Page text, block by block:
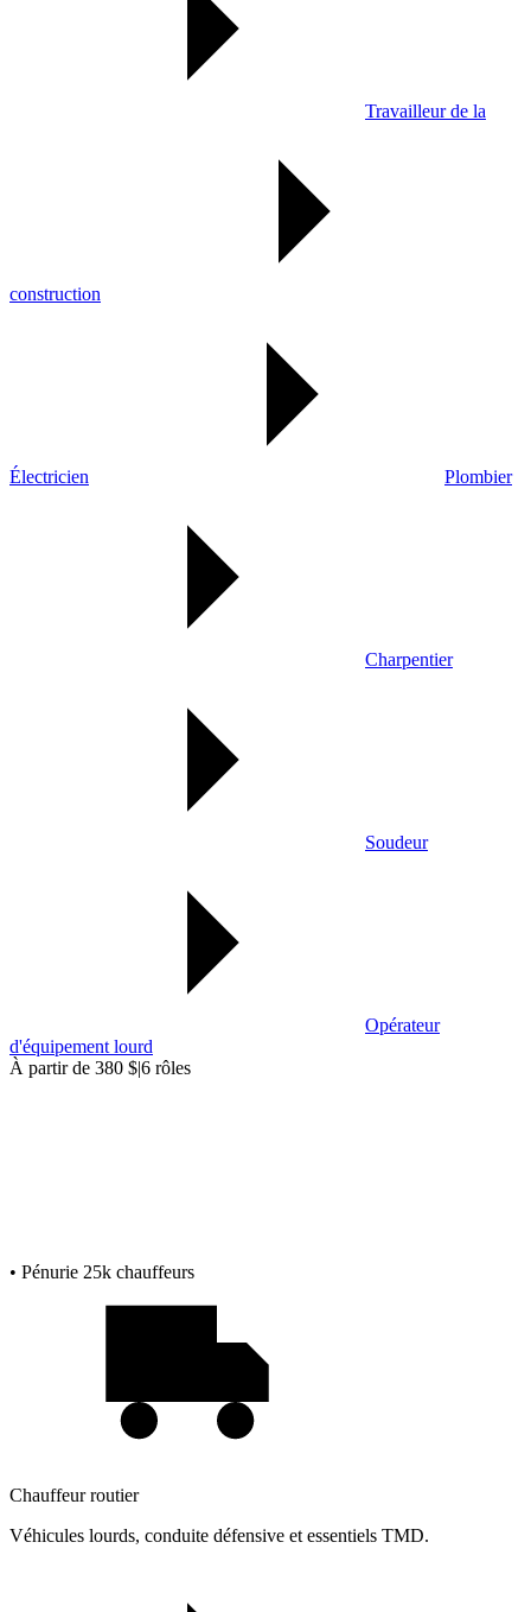
Travailleur de la
construction
Électricien Plombier
Charpentier
Soudeur
Opérateur
d'équipement lourd
À partir de 380 $|6 rôles
• Pénurie 25k chauffeurs
Chauffeur routier
Véhicules lourds, conduite défensive et essentiels TMD.